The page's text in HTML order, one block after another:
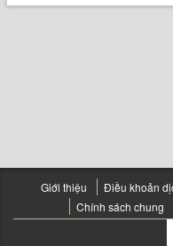
Giới thiệu Điều khoản
Chính sách chung